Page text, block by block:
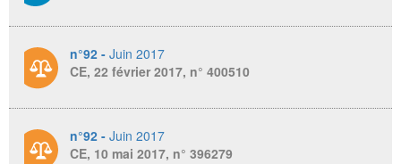
n°92 - Juin 2017
CE, 22 février 2017, n° 400510
n°92 - Juin 2017
CE, 10 mai 2017, n° 396279